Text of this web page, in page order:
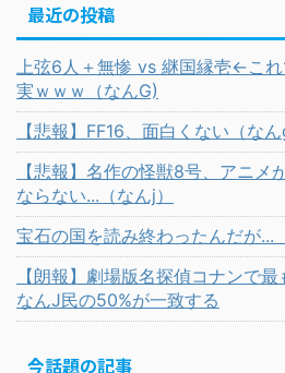
最近の投稿
上弦6人＋無惨 vs 継国縁壱←こ
実ｗｗｗ（なんG)
【悲報】FF16、面白くない（なん
【悲報】名作の怪獣8号、アニメ
ならない...（なんj）
宝石の国を読み終わったんだが...
【朗報】劇場版名探偵コナンで最
なんJ民の50%が一致する
今話題の記事